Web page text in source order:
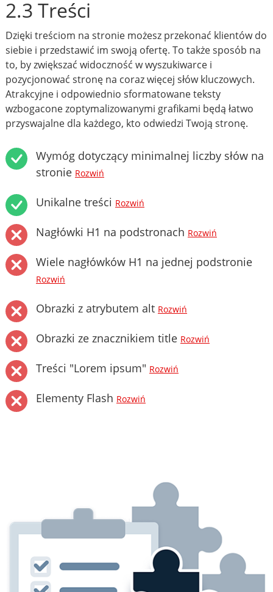
2.3 Treści
Dzięki treściom na stronie możesz przekonać klientów do
siebie i przedstawić im swoją ofertę. To także sposób na
to, by zwiększać widoczność w wyszukiwarce i
pozycjonować stronę na coraz więcej słów kluczowych.
Atrakcyjne i odpowiednio sformatowane teksty
wzbogacone zoptymalizowanymi grafikami będą łatwo
przyswajalne dla każdego, kto odwiedzi Twoją stronę.
Wymóg dotyczący minimalnej liczby słów na
stronie Rozwiń
Unikalne treści Rozwiń
Nagłówki H1 na podstronach Rozwiń
Wiele nagłówków H1 na jednej podstronie
Rozwiń
Obrazki z atrybutem alt Rozwiń
Obrazki ze znacznikiem title Rozwiń
Treści "Lorem ipsum" Rozwiń
Elementy Flash Rozwiń